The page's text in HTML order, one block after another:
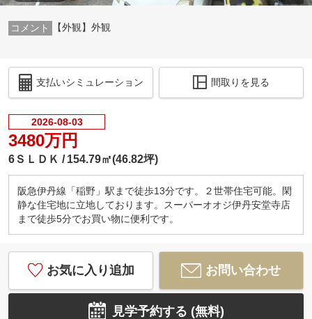
【外観】外観
支払いシミュレーション 間取りを見る
2026-08-03
3480万円
6ＳＬＤＫ 154.79㎡(46.82坪)
阪急伊丹線「稲野」駅まで徒歩13分です。２世帯住宅可能。閑
静な住宅地に立地しております。スーパーオオジ伊丹安堂寺店
まで徒歩5分でお買い物に便利です。
お気に入り追加 お問い合わせ
見学予約する (無料)